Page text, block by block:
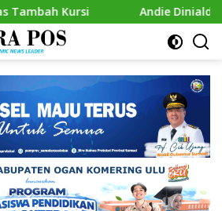
Andie Dinialdie Kembalikan